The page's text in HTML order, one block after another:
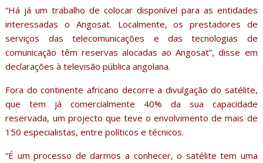
“Há já um trabalho de colocar disponível para as entidades
interessadas o Angosat. Localmente, os prestadores de
serviços das telecomunicações e das tecnologias de
comunicação têm reservas alocadas ao Angosat”, disse em
declarações à televisão pública angolana.
Fora do continente africano decorre a divulgação do satélite,
que tem já comercialmente 40% da sua capacidade
reservada, um projecto que teve o envolvimento de mais de
150 especialistas, entre políticos e técnicos.
“É um processo de darmos a conhecer, o satélite tem uma